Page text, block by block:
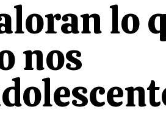
lo
nos